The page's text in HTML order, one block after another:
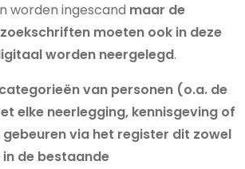
worden ingescand maar de
moeten ook in deze
worden neergelegd.
van personen (o.a. de
elke neerlegging, kennisgeving of
via het register dit zowel
in de bestaande